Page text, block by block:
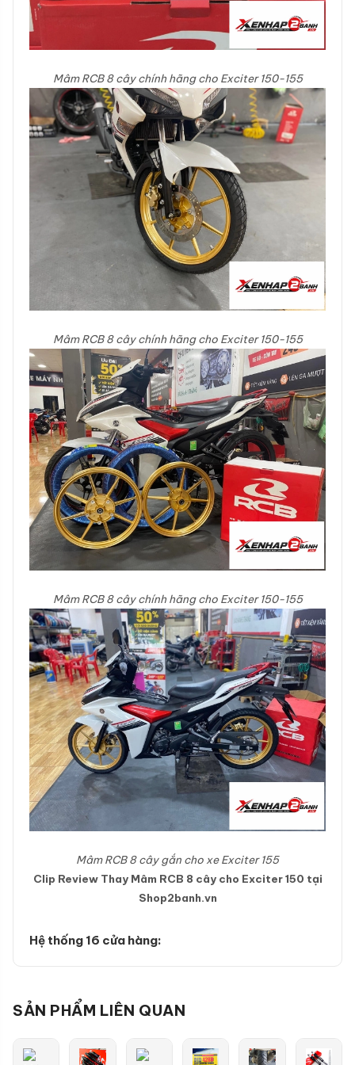
Mâm RCB 8 cây chính hãng cho Exciter 150-155
Mâm RCB 8 cây chính hãng cho Exciter 150-155
Mâm RCB 8 cây chính hãng cho Exciter 150-155
Mâm RCB 8 cây gắn cho xe Exciter 155
Clip Review Thay Mâm RCB 8 cây cho Exciter 150 tại
Shop2banh.vn
Hệ thống 16 cửa hàng:
SẢN PHẨM LIÊN QUAN